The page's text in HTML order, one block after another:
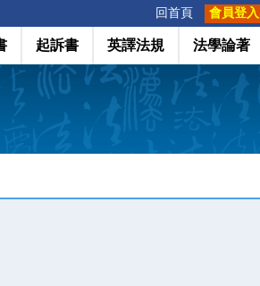
回首頁 會員登入
起訴書 英譯法規 法學論著